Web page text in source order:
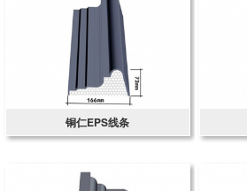
铜仁EPS线条